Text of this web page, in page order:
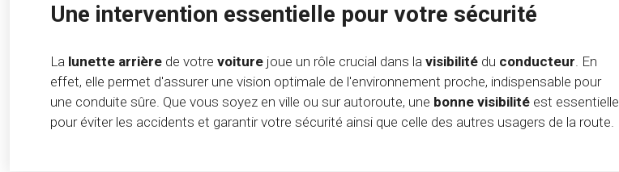
Une intervention essentielle pour votre sécurité
La lunette arrière de votre voiture joue un rôle crucial dans la visibilité du conducteur . En
effet, elle permet d'assurer une vision optimale de l'environnement proche, indispensable pour
une conduite sûre. Que vous soyez en ville ou sur autoroute, une bonne visibilité est essentielle
pour éviter les accidents et garantir votre sécurité ainsi que celle des autres usagers de la route.